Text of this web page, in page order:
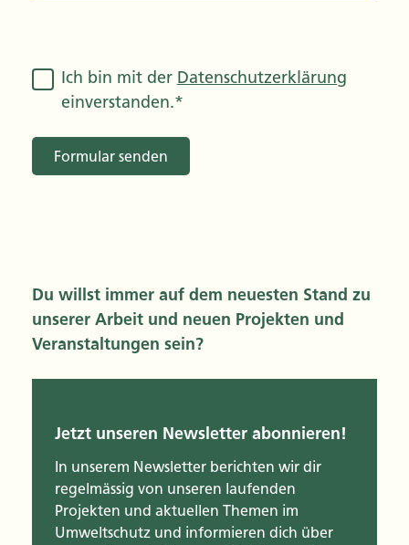
Formular senden
Ich bin mit der Datenschutzerklärung
einverstanden.*
Du willst immer auf dem neuesten Stand zu
unserer Arbeit und neuen Projekten und
Veranstaltungen sein?
Jetzt unseren Newsletter abonnieren!
In unserem Newsletter berichten wir dir
regelmässig von unseren laufenden
Projekten und aktuellen Themen im
Umweltschutz und informieren dich über